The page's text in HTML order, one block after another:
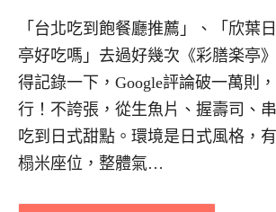
「台北吃到飽餐廳推薦」、「欣葉
亭好吃嗎」去過好幾次《彩膳楽亭
得記錄一下，Google評論破一萬則
行！不誇張，從生魚片、握壽司、
吃到日式甜點。環境是日式風格，
榻米座位，整體氣…